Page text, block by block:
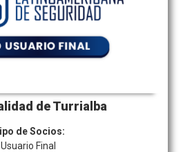
de Turrialba
de Socios:
Usuario Final